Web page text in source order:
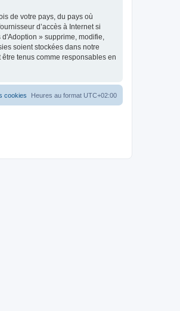
de votre pays, du pays où
d’accès à Internet si
» supprime, modifie,
soient stockées dans notre
tenus comme responsables en
Heures au format UTC+02:00
cookies